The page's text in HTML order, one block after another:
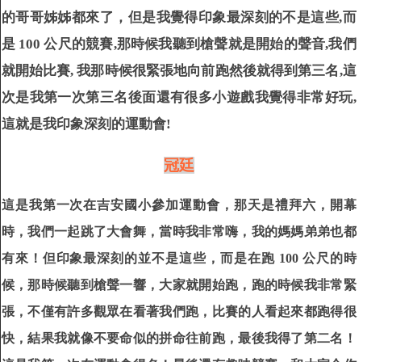
的哥哥姊姊都來了，但是我覺得印象最深刻的不是這些,而
是 100 公尺的競賽,那時候我聽到槍聲就是開始的聲音,我們
就開始比賽, 我那時候很緊張地向前跑然後就得到第三名,這
次是我第一次第三名後面還有很多小遊戲我覺得非常好玩,
這就是我印象深刻的運動會!
冠廷
這是我第一次在吉安國小參加運動會，那天是禮拜六，開幕
時，我們一起跳了大會舞，當時我非常嗨，我的媽媽弟弟也都
有來！但印象最深刻的並不是這些，而是在跑 100 公尺的時
候，那時候聽到槍聲一響，大家就開始跑，跑的時候我非常緊
張，不僅有許多觀眾在看著我們跑，比賽的人看起來都跑得很
快，結果我就像不要命似的拼命往前跑，最後我得了第二名！